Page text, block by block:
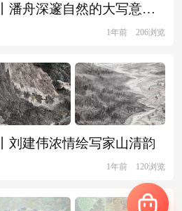
泰丰国际·国画名家丨潘舟深邃自然的大写意花鸟画
1年前 206浏览
刘建伟浓情绘写家山清韵
1年前 120浏览